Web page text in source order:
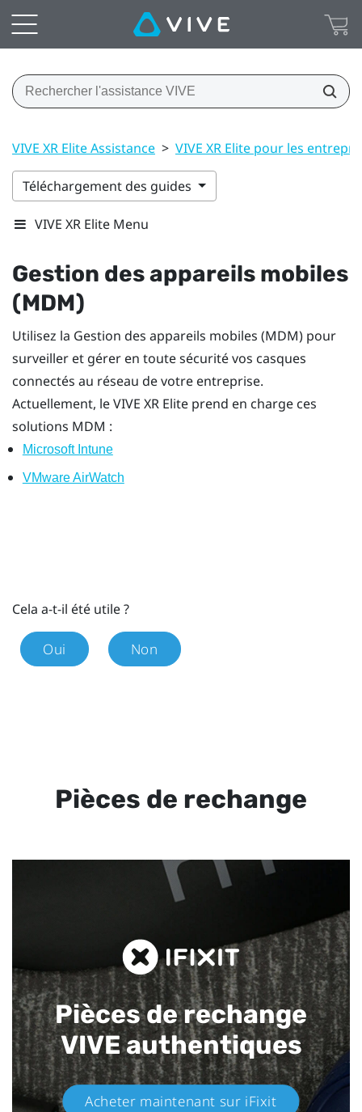
VIVE XR Elite Assistance > VIVE XR Elite pour les
Téléchargement des guides
VIVE XR Elite Menu
Gestion des appareils mobiles
(MDM)
Utilisez la Gestion des appareils mobiles (MDM) pour
surveiller et gérer en toute sécurité vos casques
connectés au réseau de votre entreprise.
Actuellement, leVIVE XR Elite prend en charge ces
solutions MDM :
Microsoft Intune
VMware AirWatch
Cela a-t-il été utile ?
Oui Non
Pièces de rechange
Pièces de rechange
VIVE authentiques​
Acheter maintenant sur iFixit​